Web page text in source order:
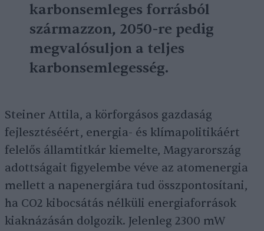
karbonsemleges forrásból
származzon, 2050-re pedig
megvalósuljon a teljes
karbonsemlegesség.
Steiner Attila, a körforgásos gazdaság
fejlesztéséért, energia- és klímapolitikáért
felelős államtitkár kiemelte, Magyarország
adottságait figyelembe véve az atomenergia
mellett a napenergiára tud összpontosítani,
ha CO2 kibocsátás nélküli energiaforrások
kiaknázásán dolgozik. Jelenleg 2300 mW